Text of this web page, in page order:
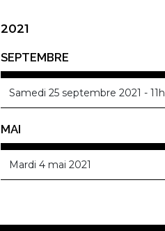
2021
SEPTEMBRE
Samedi 25 septembre 2021 - 11h
MAI
Mardi 4 mai 2021